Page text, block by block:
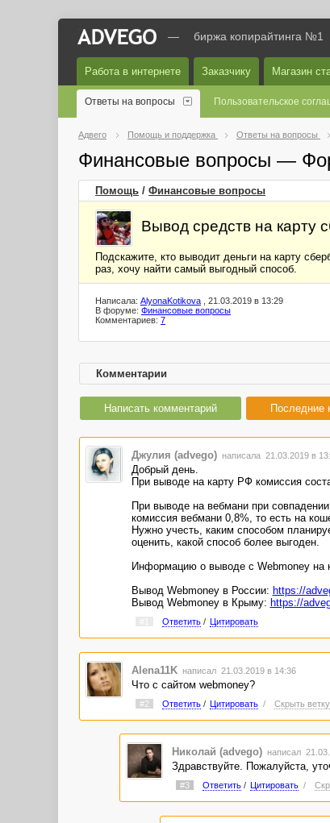
— биржа копирайтинга №1
Работа в интернете Заказчику Магазин
Ответы на вопросы Пользовательское
Адвего Помощь и поддержка Ответы на вопросы
Финансовые вопросы —
Помощь / Финансовые вопросы
Вывод средств на карту
Подскажите, кто выводит деньги на карту
раз, хочу найти самый выгодный способ.
Написала: AlyonaKotikova , 21.03.2019 в 13:29
В форуме: Финансовые вопросы
Комментариев: 7
Комментарии
Написать комментарий Последние
Джулия (advego) написала 21.03.2019 в
Добрый день.
При выводе на карту РФ комиссия
При выводе на вебмани при
комиссия вебмани 0,8%, то есть на
Нужно учесть, каким способом
оценить, какой способ более выгоден.
Информацию о выводе с Webmoney на
Вывод Webmoney в России: https://
Вывод Webmoney в Крыму: https://
Ответить/ Цитировать
Alena11K написал 21.03.2019 в 14:36
Что с сайтом webmoney?
#2 Ответить/ Цитировать / Скрыть ветку
Николай (advego) написал
Здравствуйте. Пожалуйста,
#3 Ответить/ Цитировать /